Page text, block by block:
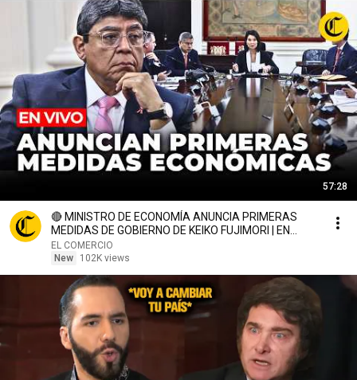
57:28
🔴 MINISTRO DE ECONOMÍA ANUNCIA PRIMERAS
MEDIDAS DE GOBIERNO DE KEIKO FUJIMORI | EN
VIVO| El Comercio
EL COMERCIO
New
102K views